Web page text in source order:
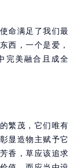
命满足了我们最
西，一个是爱，
完美融合且成全
繁茂，它们唯有
显造物主赋予它
香，草应该追求